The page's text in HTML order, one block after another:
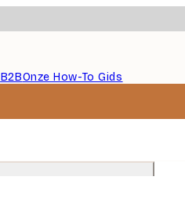
B2BOnze How-To Gids